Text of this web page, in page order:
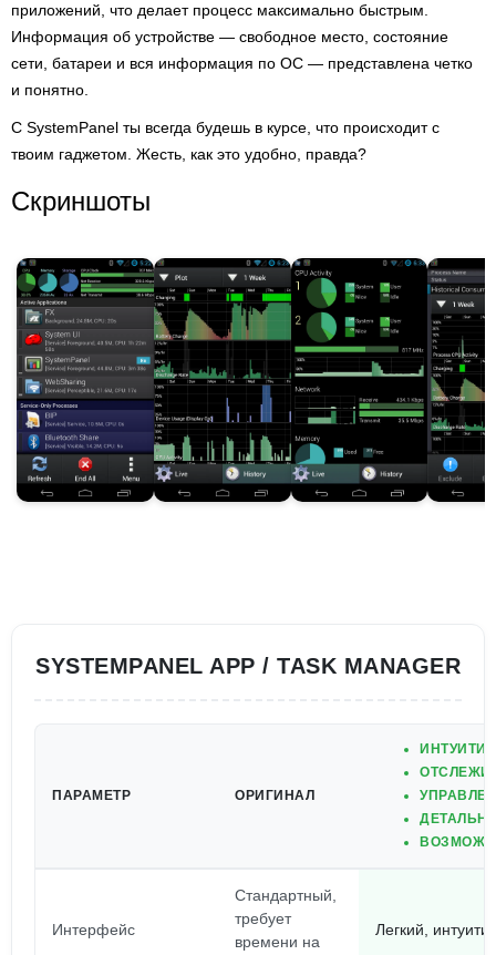
приложений, что делает процесс максимально быстрым.
Информация об устройстве — свободное место, состояние
сети, батареи и вся информация по ОС — представлена четко
и понятно.
С SystemPanel ты всегда будешь в курсе, что происходит с
твоим гаджетом. Жесть, как это удобно, правда?
Скриншоты
SYSTEMPANEL APP / TASK MANAGER
ПАРАМЕТР ОРИГИНАЛ
Интерфейс
Стандартный,
требует
времени на
Легкий,